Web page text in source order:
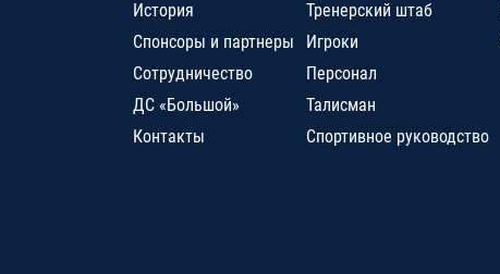
История
Спонсоры и партнеры
Сотрудничество
ДС «Большой»
Контакты
Тренерский штаб
Игроки
Персонал
Талисман
Спортивное руководство